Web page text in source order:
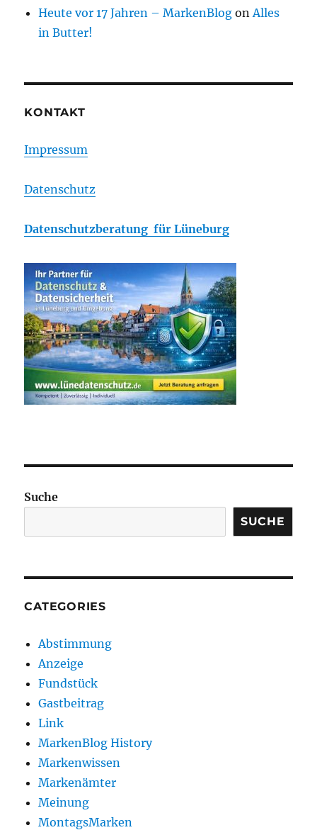
Heute vor 17 Jahren – MarkenBlog on Alles
in Butter!
KONTAKT
Impressum
Datenschutz
Datenschutzberatung für Lüneburg
Suche
SUCHE
CATEGORIES
Abstimmung
Anzeige
Fundstück
Gastbeitrag
Link
MarkenBlog History
Markenwissen
Markenämter
Meinung
MontagsMarken